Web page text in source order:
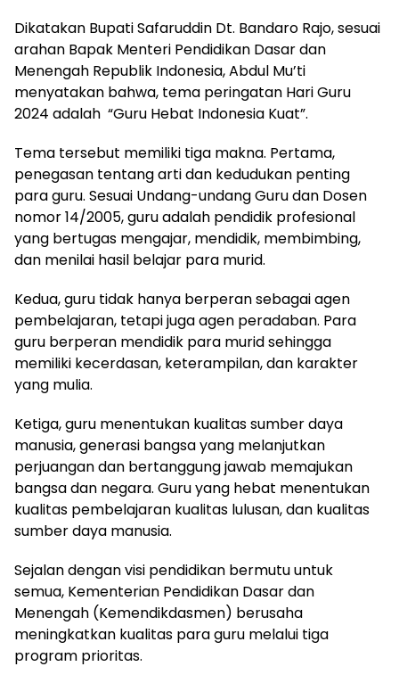
Dikatakan Bupati Safaruddin Dt. Bandaro Rajo, sesuai
arahan Bapak Menteri Pendidikan Dasar dan
Menengah Republik Indonesia, Abdul Mu’ti
menyatakan bahwa, tema peringatan Hari Guru
2024 adalah “Guru Hebat Indonesia Kuat”.
Tema tersebut memiliki tiga makna. Pertama,
penegasan tentang arti dan kedudukan penting
para guru. Sesuai Undang-undang Guru dan Dosen
nomor 14/2005, guru adalah pendidik profesional
yang bertugas mengajar, mendidik, membimbing,
dan menilai hasil belajar para murid.
Kedua, guru tidak hanya berperan sebagai agen
pembelajaran, tetapi juga agen peradaban. Para
guru berperan mendidik para murid sehingga
memiliki kecerdasan, keterampilan, dan karakter
yang mulia.
Ketiga, guru menentukan kualitas sumber daya
manusia, generasi bangsa yang melanjutkan
perjuangan dan bertanggung jawab memajukan
bangsa dan negara. Guru yang hebat menentukan
kualitas pembelajaran kualitas lulusan, dan kualitas
sumber daya manusia.
Sejalan dengan visi pendidikan bermutu untuk
semua, Kementerian Pendidikan Dasar dan
Menengah (Kemendikdasmen) berusaha
meningkatkan kualitas para guru melalui tiga
program prioritas.